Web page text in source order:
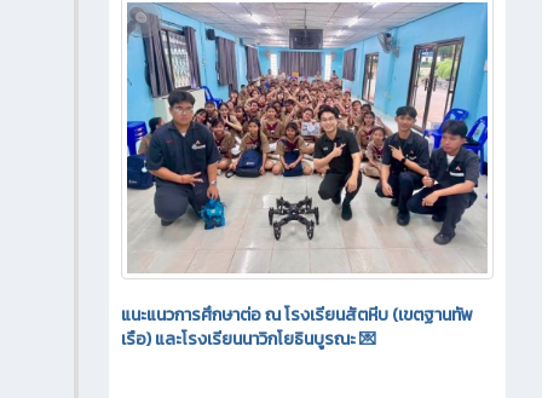
แนะแนวการศึกษาต่อ ณ โรงเรียนสัตหีบ (เขตฐานทัพ
เรือ) และโรงเรียนนาวิกโยธินบูรณะ 💌